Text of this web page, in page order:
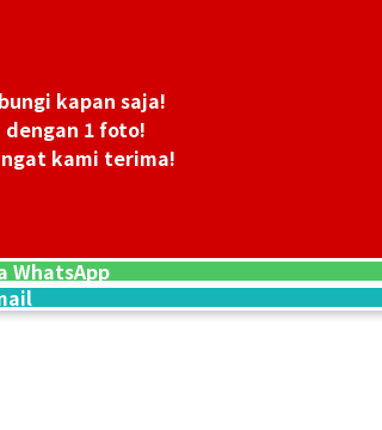
Rp 224.075.531
kapan saja!
dengan 1 foto!
kami terima!
WhatsApp